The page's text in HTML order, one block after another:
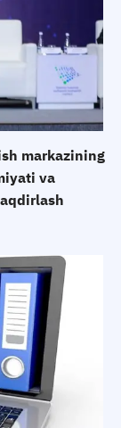
markazining
va